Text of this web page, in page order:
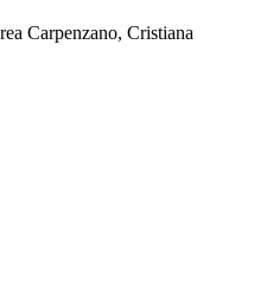
Carpenzano, Cristiana